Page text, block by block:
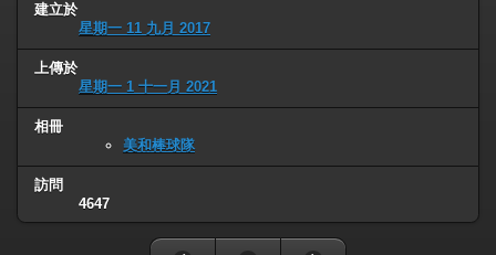
建立於
星期一 11 九月 2017
上傳於
星期一 1 十一月 2021
相冊
美和棒球隊
訪問
4647